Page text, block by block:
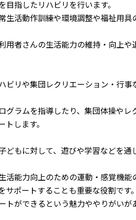
指したリハビリを行います。
生活動作訓練や環境調整や福祉用具
用者さんの生活能力の維持・向上や
ビリや集団レクリエーション・行事
グラムを指導したり、集団体操やレ
します。
どもに対して、遊びや学習などを通
活能力向上のための運動・感覚機能
ポートすることも重要な役割です。
トができるという魅力ややりがいが